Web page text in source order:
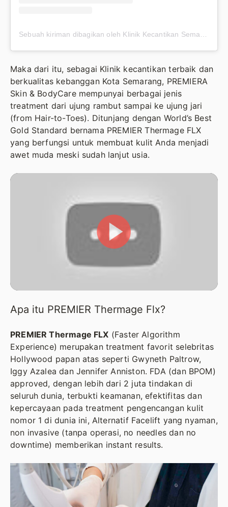
Sebuah kiriman dibagikan oleh Klinik Kecantikan Semarang (@premieraskincare)
Maka dari itu, sebagai Klinik kecantikan terbaik dan
berkualitas kebanggan Kota Semarang, PREMIERA
Skin & BodyCare mempunyai berbagai jenis
treatment dari ujung rambut sampai ke ujung jari
(from Hair-to-Toes). Ditunjang dengan World’s Best
Gold Standard bernama PREMIER Thermage FLX
yang berfungsi untuk membuat kulit Anda menjadi
awet muda meski sudah lanjut usia.
Apa itu PREMIER Thermage Flx?
PREMIER Thermage FLX (Faster Algorithm
Experience) merupakan treatment favorit selebritas
Hollywood papan atas seperti Gwyneth Paltrow,
Iggy Azalea dan Jennifer Anniston. FDA (dan BPOM)
approved, dengan lebih dari 2 juta tindakan di
seluruh dunia, terbukti keamanan, efektifitas dan
kepercayaan pada treatment pengencangan kulit
nomor 1 di dunia ini, Alternatif Facelift yang nyaman,
non invasive (tanpa operasi, no needles dan no
downtime) memberikan instant results.